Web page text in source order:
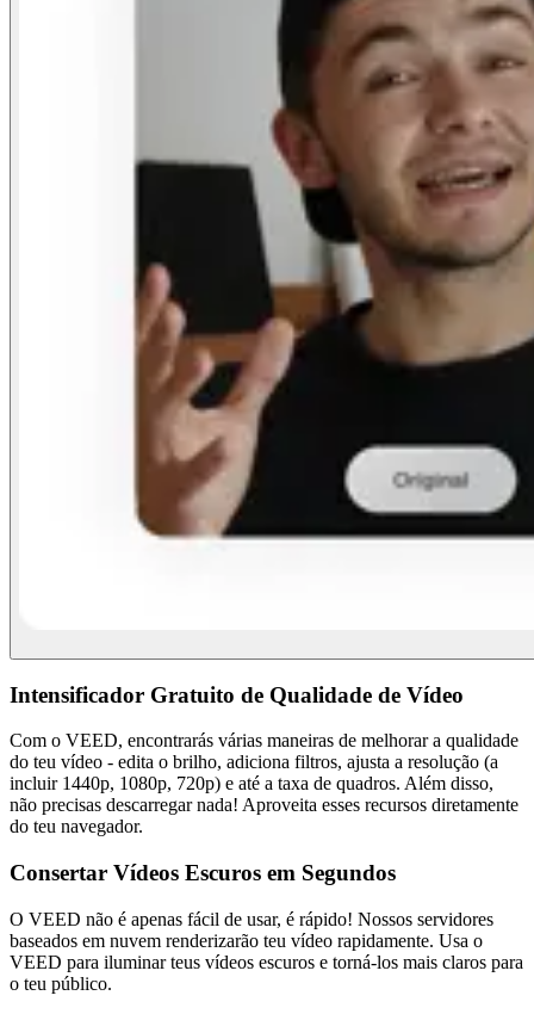
Intensificador Gratuito de Qualidade de Vídeo
Com o VEED, encontrarás várias maneiras de melhorar a qualidade
do teu vídeo - edita o brilho, adiciona filtros, ajusta a resolução (a
incluir 1440p, 1080p, 720p) e até a taxa de quadros. Além disso,
não precisas descarregar nada! Aproveita esses recursos diretamente
do teu navegador.
Consertar Vídeos Escuros em Segundos
O VEED não é apenas fácil de usar, é rápido! Nossos servidores
baseados em nuvem renderizarão teu vídeo rapidamente. Usa o
VEED para iluminar teus vídeos escuros e torná-los mais claros para
o teu público.